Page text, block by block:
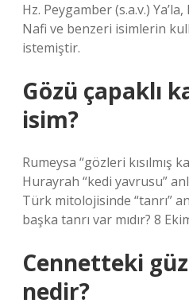
Hz. Peygamber (s.a.v.)
Nafi ve benzeri isimlerin
istemiştir.
Gözü çapaklı
isim?
Rumeysa “gözleri kısılmış
Hurayrah “kedi yavrusu”
Türk mitolojisinde “tanrı”
başka tanrı var mıdır? 8
Cennetteki
nedir?